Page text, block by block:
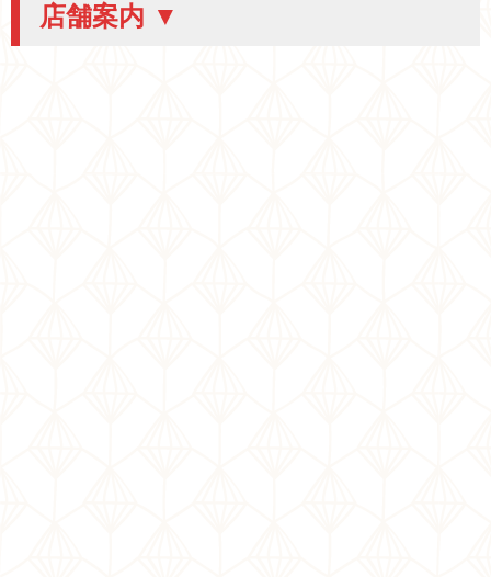
店舗案内 ▼